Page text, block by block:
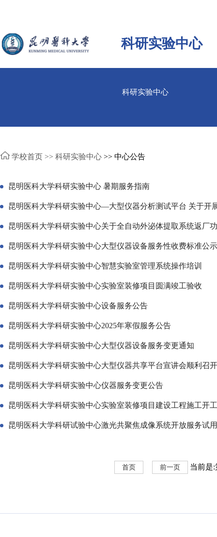
科研实验中心
科研实验中心
学校首页 >> 科研实验中心 >> 中心公告
昆明医科大学科研实验中心 暑期服务指南
昆明医科大学科研实验中心—大型仪器分析测试平台 关于开
昆明医科大学科研实验中心关于全自动外泌体提取系统返厂
昆明医科大学科研实验中心大型仪器设备服务性收费标准公示
昆明医科大学科研实验中心智慧实验室管理系统操作培训
昆明医科大学科研实验中心实验室装修项目圆满竣工验收
昆明医科大学科研实验中心设备服务公告
昆明医科大学科研实验中心2025年寒假服务公告
昆明医科大学科研实验中心大型仪器设备服务变更通知
昆明医科大学科研实验中心大型仪器共享平台宣讲会顺利召开
昆明医科大学科研实验中心仪器服务变更公告
昆明医科大学科研实验中心实验室装修项目建设工程施工开
昆明医科大学科研试验中心激光共聚焦成像系统开放服务试
首页 前一页 当前是